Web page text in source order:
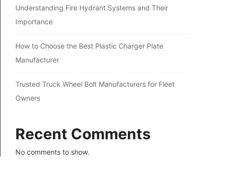
Understanding Fire Hydrant Systems and Their
Importance
How to Choose the Best Plastic Charger Plate
Manufacturer
Trusted Truck Wheel Bolt Manufacturers for Fleet
Owners
Recent Comments
No comments to show.